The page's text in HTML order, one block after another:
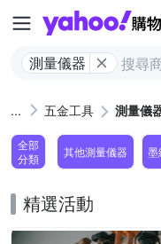
測量儀器
五金工具 測量儀
全部
分類
其他測量儀器 墨
精選活動